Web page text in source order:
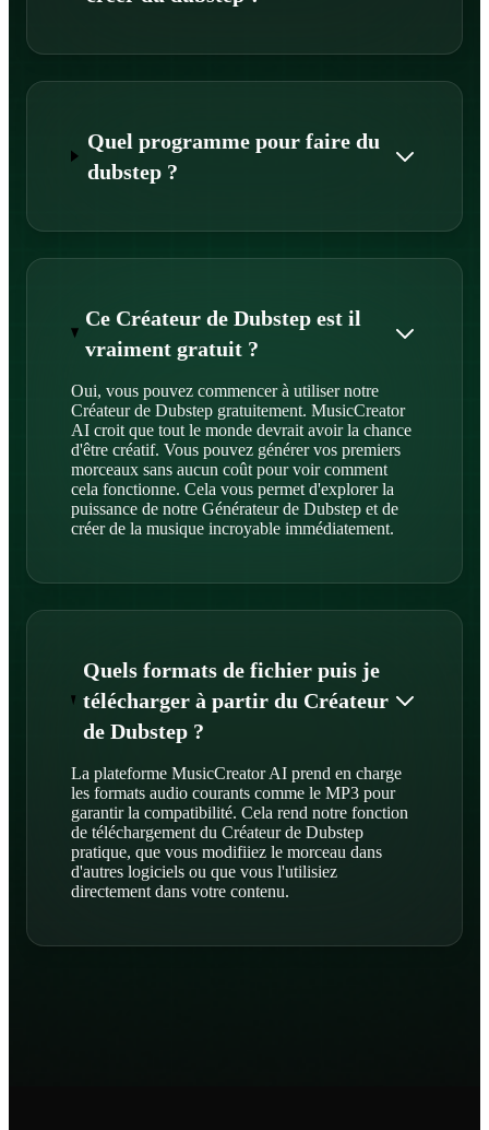
Quel programme pour faire du
dubstep ?
Ce Créateur de Dubstep est il
vraiment gratuit ?
Oui, vous pouvez commencer à utiliser notre
Créateur de Dubstep gratuitement. MusicCreator
AI croit que tout le monde devrait avoir la chance
d'être créatif. Vous pouvez générer vos premiers
morceaux sans aucun coût pour voir comment
cela fonctionne. Cela vous permet d'explorer la
puissance de notre Générateur de Dubstep et de
créer de la musique incroyable immédiatement.
Quels formats de fichier puis je
télécharger à partir du Créateur
de Dubstep ?
La plateforme MusicCreator AI prend en charge
les formats audio courants comme le MP3 pour
garantir la compatibilité. Cela rend notre fonction
de téléchargement du Créateur de Dubstep
pratique, que vous modifiiez le morceau dans
d'autres logiciels ou que vous l'utilisiez
directement dans votre contenu.